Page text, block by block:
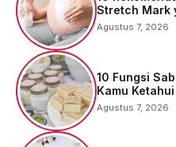
Stretch Mark
Agustus 7, 2026
10 Fungsi
Kamu Ketahui
Agustus 7, 2026